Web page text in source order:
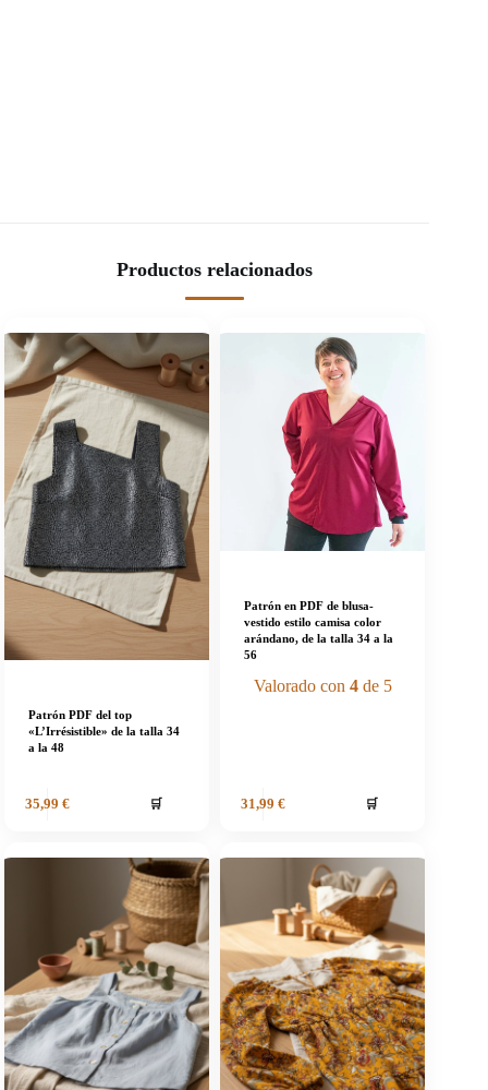
Productos relacionados
Patrón PDF del top
«L’Irrésistible» de la talla 34
a la 48
35,99 € 🛒
Patrón en PDF de blusa-
vestido estilo camisa color
arándano, de la talla 34 a la
56
Valorado con 4de 5
31,99 € 🛒